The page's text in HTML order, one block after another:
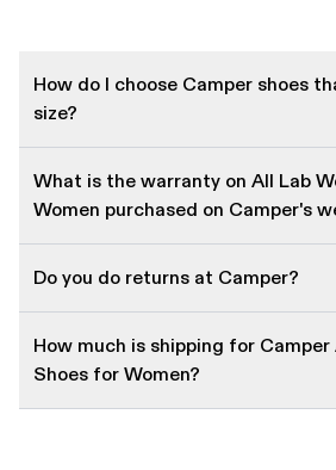
How do I choose Camper shoes
size?
What is the warranty on All Lab
Women purchased on Camper's
Do you do returns at Camper?
How much is shipping for Camper
Shoes for Women?